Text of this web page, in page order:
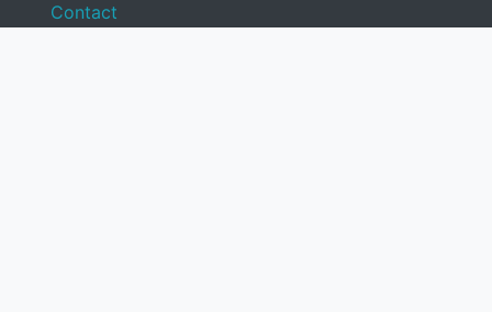
Contact